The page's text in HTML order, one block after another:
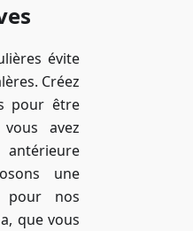
évite
Créez
pour être
avez
une
pour nos
que vous